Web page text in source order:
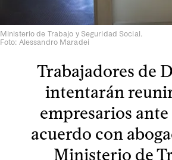
Ministerio de Trabajo y Seguridad Social.
Foto: Alessandro Maradei
Trabajadores de
intentarán
empresarios
acuerdo con
Ministerio de